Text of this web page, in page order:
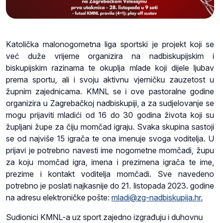
Katolička malonogometna liga sportski je projekt koji se
već duže vrijeme organizira na nadbiskupijskim i
biskupijskim razinama te okuplja mlade koji dijele ljubav
prema sportu, ali i svoju aktivnu vjerničku zauzetost u
župnim zajednicama. KMNL se i ove pastoralne godine
organizira u Zagrebačkoj nadbiskupiji, a za sudjelovanje se
mogu prijaviti mladići od 16 do 30 godina života koji su
župljani župe za čiju momčad igraju. Svaka skupina sastoji
se od najviše 15 igrača te ona imenuje svoga voditelja. U
prijavi je potrebno navesti ime nogometne momčadi, župu
za koju momčad igra, imena i prezimena igrača te ime,
prezime i kontakt voditelja momčadi. Sve navedeno
potrebno je poslati najkasnije do 21. listopada 2023. godine
na adresu elektroničke pošte: mladi@zg-nadbiskupija.hr.
Sudionici KMNL-a uz sport zajedno izgrađuju i duhovnu